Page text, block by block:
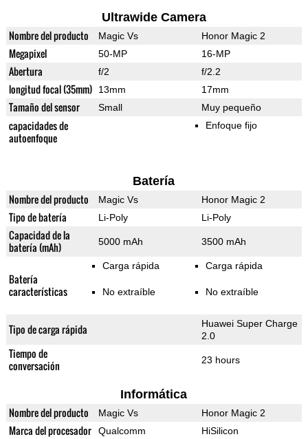
Ultrawide Camera
Nombre del producto Magic Vs Honor Magic 2
Megapixel 50-MP 16-MP
Abertura f/2 f/2.2
longitud focal (35mm) 13mm 17mm
Tamaño del sensor Small Muy pequeño
capacidades de
autoenfoque
Enfoque fijo
Batería
Nombre del producto Magic Vs Honor Magic 2
Tipo de batería Li-Poly Li-Poly
Capacidad de la
batería (mAh)
5000 mAh 3500 mAh
Batería
características
Carga rápida
No extraíble
Carga rápida
No extraíble
Tipo de carga rápida
Huawei Super Charge
2.0
Tiempo de
conversación
23 hours
Informática
Nombre del producto Magic Vs Honor Magic 2
Marca del procesador Qualcomm HiSilicon